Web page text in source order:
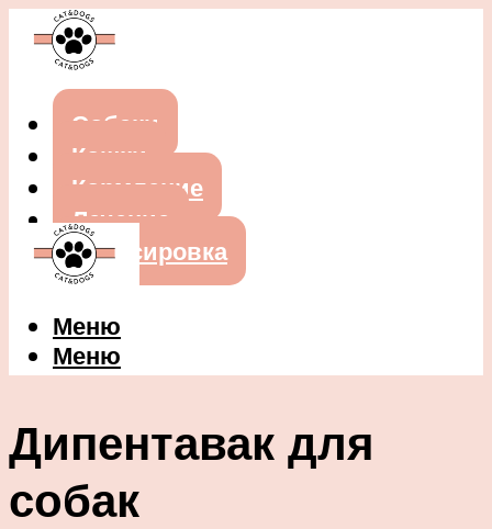
Собаки
Кошки
Кормление
Лечение
Дрессировка
Меню
Меню
Дипентавак для
собак